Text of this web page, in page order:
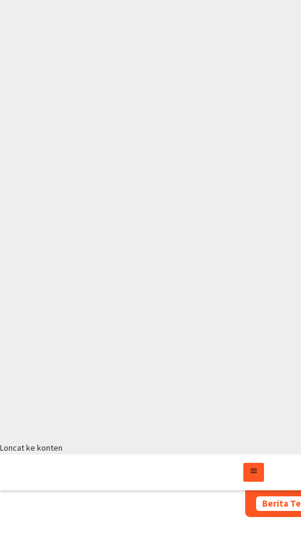
Loncat ke konten
Berita
Moratorium Masih Berlaku, Wagub